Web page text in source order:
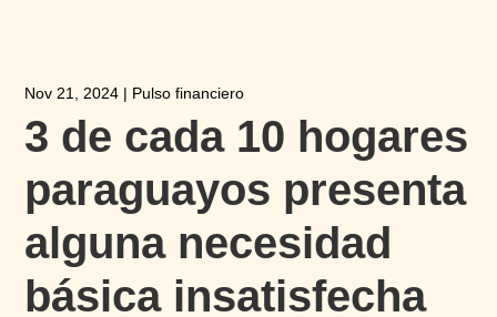
Nov 21, 2024 | Pulso financiero
3 de cada 10 hogares
paraguayos presenta
alguna necesidad
básica insatisfecha